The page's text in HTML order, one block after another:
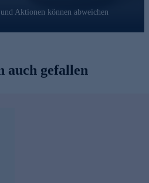
Aktionen können abweichen
auch gefallen